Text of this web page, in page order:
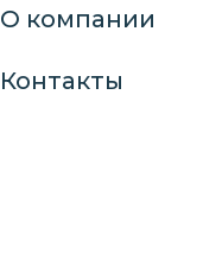
О компании
Контакты